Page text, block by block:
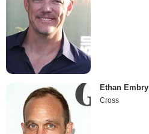
Ethan Embry
Cross